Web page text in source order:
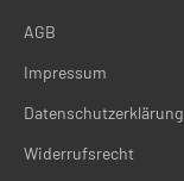
AGB
Impressum
Datenschutzerklärung
Widerrufsrecht